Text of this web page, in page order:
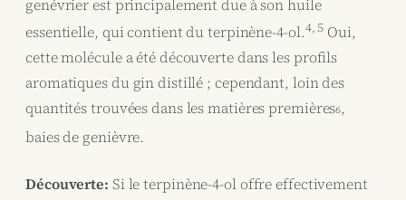
genévrier est principalement due à son huile
essentielle, qui contient du terpinène-4-ol.4, 5 Oui,
cette molécule a été découverte dans les profils
aromatiques du gin distillé ; cependant, loin des
quantités trouvées dans les matières premières6,
baies de genièvre.
Découverte: Si le terpinène-4-ol offre effectivement